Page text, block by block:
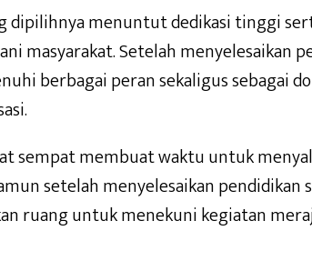
dipilihnya menuntut dedikasi tinggi
masyarakat. Setelah menyelesaikan
berbagai peran sekaligus sebagai
sempat membuat waktu untuk
setelah menyelesaikan pendidikan
ruang untuk menekuni kegiatan